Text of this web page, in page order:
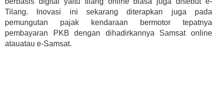
Tilang. Inovasi ini sekarang diterapkan juga pada
pemungutan pajak kendaraan bermotor tepatnya
pembayaran PKB dengan dihadirkannya Samsat online
atauatau e-Samsat.